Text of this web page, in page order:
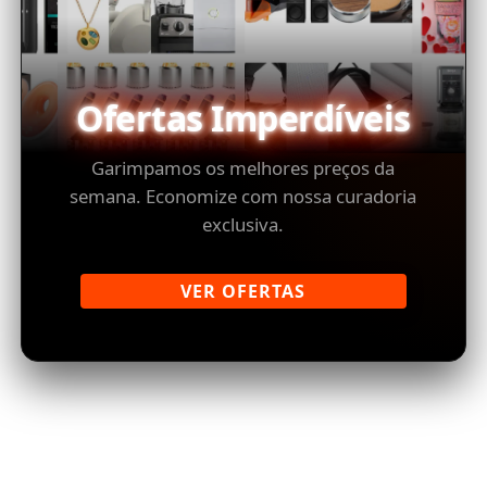
Ofertas Imperdíveis
Garimpamos os melhores preços da
semana. Economize com nossa curadoria
exclusiva.
VER OFERTAS